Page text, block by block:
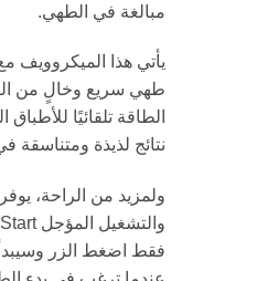
مبالغة في الطهي.
طهي سريع وخالٍ من
الطاقة تلقائيًا
نتائج لذيذة ومتناسقة
فقط اضغط الزر